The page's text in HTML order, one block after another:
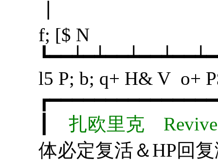
f; [$ N
l5 P; b; q+ H& V o+
扎欧里克
体必定复活